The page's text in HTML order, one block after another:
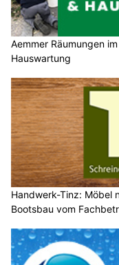
Aemmer Räumungen
Hauswartung
Handwerk-Tinz: Möbel
Bootsbau vom